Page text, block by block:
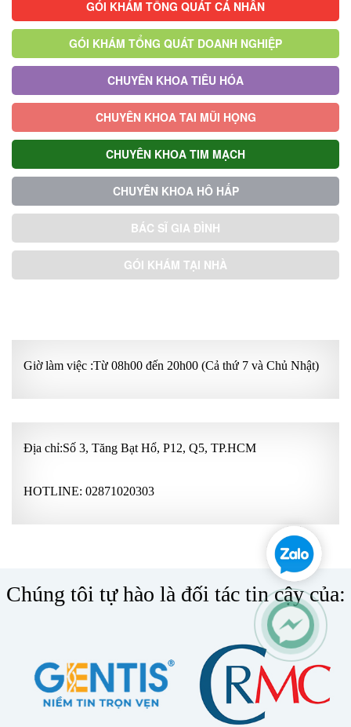
GÓI KHÁM TỔNG QUÁT CÁ NHÂN
GÓI KHÁM TỔNG QUÁT DOANH NGHIỆP
CHUYÊN KHOA TIÊU HÓA
CHUYÊN KHOA TAI MŨI HỌNG
CHUYÊN KHOA TIM MẠCH
CHUYÊN KHOA HÔ HẤP
BÁC SĨ GIA ĐÌNH
GÓI KHÁM TẠI NHÀ
Giờ làm việc :Từ 08h00 đến 20h00 (Cả thứ 7 và Chủ Nhật)
Địa chỉ:Số 3, Tăng Bạt Hổ, P12, Q5, TP.HCM
HOTLINE: 02871020303
Chúng tôi tự hào là đối tác tin cậy của: